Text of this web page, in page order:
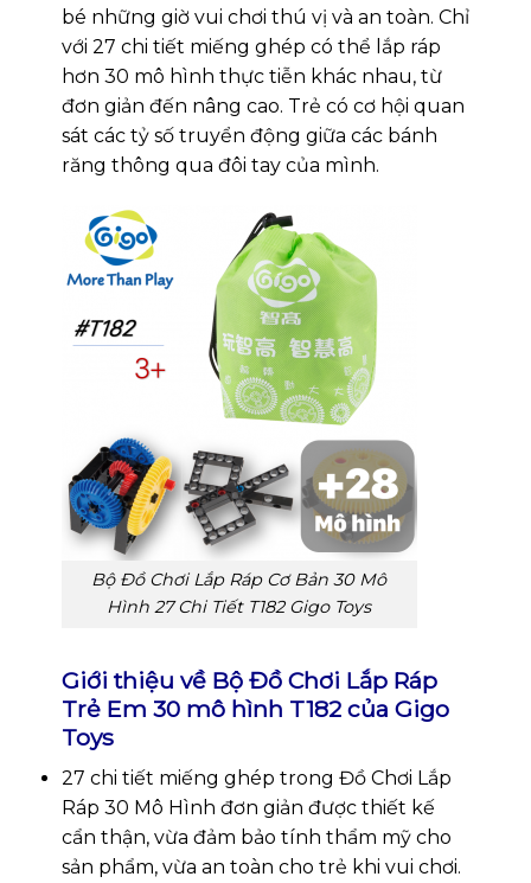
bé những giờ vui chơi thú vị và an toàn. Chỉ
với 27 chi tiết miếng ghép có thể lắp ráp
hơn 30 mô hình thực tiễn khác nhau, từ
đơn giản đến nâng cao. Trẻ có cơ hội quan
sát các tỷ số truyển động giữa các bánh
răng thông qua đôi tay của mình.
Bộ Đồ Chơi Lắp Ráp Cơ Bản 30 Mô
Hình 27 Chi Tiết T182 Gigo Toys
Giới thiệu về Bộ Đồ Chơi Lắp Ráp
Trẻ Em 30 mô hình T182 của Gigo
Toys
27 chi tiết miếng ghép trong Đồ Chơi Lắp
Ráp 30 Mô Hình đơn giản được thiết kế
cẩn thận, vừa đảm bảo tính thẩm mỹ cho
sản phẩm, vừa an toàn cho trẻ khi vui chơi.